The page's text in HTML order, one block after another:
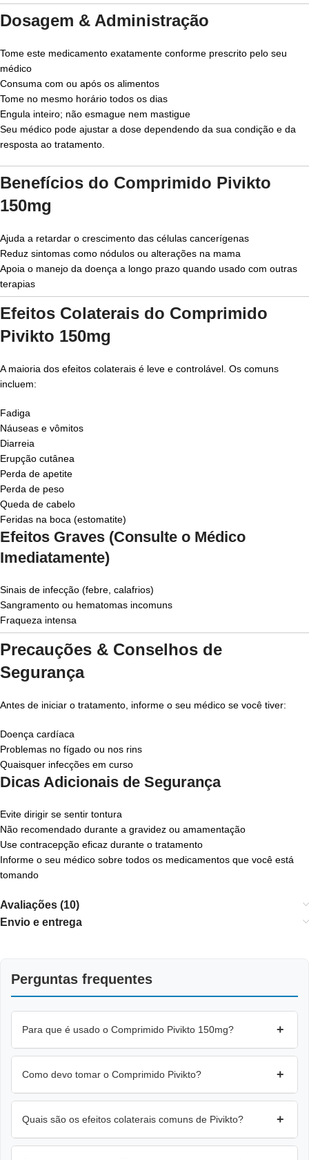
Dosagem & Administração
Tome este medicamento exatamente conforme prescrito pelo seu
médico
Consuma com ou após os alimentos
Tome no mesmo horário todos os dias
Engula inteiro; não esmague nem mastigue
Seu médico pode ajustar a dose dependendo da sua condição e da
resposta ao tratamento.
Benefícios do Comprimido Pivikto
150mg
Ajuda a retardar o crescimento das células cancerígenas
Reduz sintomas como nódulos ou alterações na mama
Apoia o manejo da doença a longo prazo quando usado com outras
terapias
Efeitos Colaterais do Comprimido
Pivikto 150mg
A maioria dos efeitos colaterais é leve e controlável. Os comuns
incluem:
Fadiga
Náuseas e vômitos
Diarreia
Erupção cutânea
Perda de apetite
Perda de peso
Queda de cabelo
Feridas na boca (estomatite)
Efeitos Graves (Consulte o Médico
Imediatamente)
Sinais de infecção (febre, calafrios)
Sangramento ou hematomas incomuns
Fraqueza intensa
Precauções & Conselhos de
Segurança
Antes de iniciar o tratamento, informe o seu médico se você tiver:
Doença cardíaca
Problemas no fígado ou nos rins
Quaisquer infecções em curso
Dicas Adicionais de Segurança
Evite dirigir se sentir tontura
Não recomendado durante a gravidez ou amamentação
Use contracepção eficaz durante o tratamento
Informe o seu médico sobre todos os medicamentos que você está
tomando
Avaliações (10)
Envio e entrega
Perguntas frequentes
Para que é usado o Comprimido Pivikto 150mg? +
Como devo tomar o Comprimido Pivikto? +
Quais são os efeitos colaterais comuns de Pivikto? +